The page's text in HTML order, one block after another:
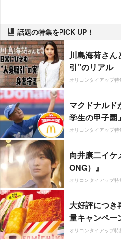
話題の特集をPICK UP！
川島海荷さん
引”のリアル
オリコンタイアップ特
マクドナルド
学生の甲子園」
オリコンタイアップ特
向井康二イケ
ONG）』
オリコンタイアップ特
大好評につき
量キャンペー
オリコンタイアップ特